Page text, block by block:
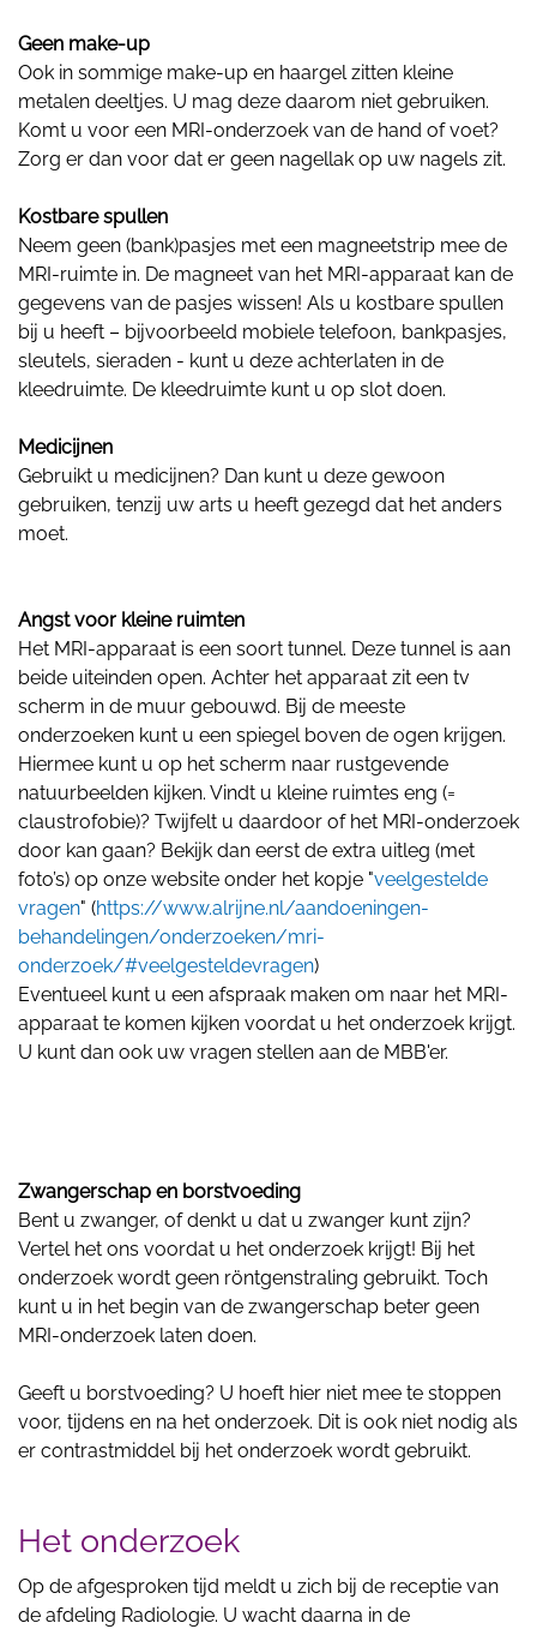
Geen make-up
Ook in sommige make-up en haargel zitten kleine
metalen deeltjes. U mag deze daarom niet gebruiken.
Komt u voor een MRI-onderzoek van de hand of voet?
Zorg er dan voor dat er geen nagellak op uw nagels zit.
Kostbare spullen
Neem geen (bank)pasjes met een magneetstrip mee de
MRI-ruimte in. De magneet van het MRI-apparaat kan de
gegevens van de pasjes wissen! Als u kostbare spullen
bij u heeft – bijvoorbeeld mobiele telefoon, bankpasjes,
sleutels, sieraden - kunt u deze achterlaten in de
kleedruimte. De kleedruimte kunt u op slot doen.
Medicijnen
Gebruikt u medicijnen? Dan kunt u deze gewoon
gebruiken, tenzij uw arts u heeft gezegd dat het anders
moet.
Angst voor kleine ruimten
Het MRI-apparaat is een soort tunnel. Deze tunnel is aan
beide uiteinden open. Achter het apparaat zit een tv
scherm in de muur gebouwd. Bij de meeste
onderzoeken kunt u een spiegel boven de ogen krijgen.
Hiermee kunt u op het scherm naar rustgevende
natuurbeelden kijken. Vindt u kleine ruimtes eng (=
claustrofobie)? Twijfelt u daardoor of het MRI-onderzoek
door kan gaan? Bekijk dan eerst de extra uitleg (met
foto’s) op onze website onder het kopje "veelgestelde
vragen" (https://www.alrijne.nl/aandoeningen-
behandelingen/onderzoeken/mri-
onderzoek/#veelgesteldevragen)
Eventueel kunt u een afspraak maken om naar het MRI-
apparaat te komen kijken voordat u het onderzoek krijgt.
U kunt dan ook uw vragen stellen aan de MBB'er.
Zwangerschap en borstvoeding
Bent u zwanger, of denkt u dat u zwanger kunt zijn?
Vertel het ons voordat u het onderzoek krijgt! Bij het
onderzoek wordt geen röntgenstraling gebruikt. Toch
kunt u in het begin van de zwangerschap beter geen
MRI-onderzoek laten doen.
Geeft u borstvoeding? U hoeft hier niet mee te stoppen
voor, tijdens en na het onderzoek. Dit is ook niet nodig als
er contrastmiddel bij het onderzoek wordt gebruikt.
Het onderzoek
Op de afgesproken tijd meldt u zich bij de receptie van
de afdeling Radiologie. U wacht daarna in de